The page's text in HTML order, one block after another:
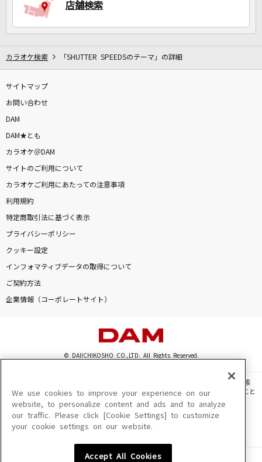
店舗検索
カラオケ検索 「SHUTTER SPEEDSのテーマ」の詳細
サイトマップ
お問い合わせ
DAM
DAM★とも
カラオケ＠DAM
サイトのご利用について
カラオケご利用にあたっての注意事項
利用規約
特定商取引法に基づく表示
プライバシーポリシー
クッキー設定
インフォマティブデータの取得について
ご契約方法
企業情報（コーポレートサイト）
© DAIICHIKOSHO CO.,LTD. All Rights Reserved.
このサイトに掲載されている一切の文章・画像・写真・動画・音声等を、手段や形態
を問わず、著作権法の定める範囲を超えて無断で複製、転載、ファイル化などすること
を禁じます。
楽曲及びコンテンツは、機種によりご利用いただけない場合があります。
楽曲及びコンテンツの配信日、配信内容が変更になる場合があります。
We use cookies to improve your experience on our
website, to personalize content and ads and to analyze
our traffic. Please click [Cookie Settings] to customize
your cookie settings on our website.
Accept All Cookies